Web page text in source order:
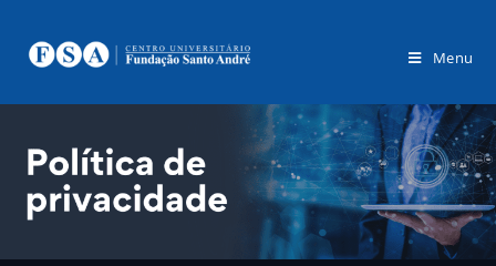
Menu